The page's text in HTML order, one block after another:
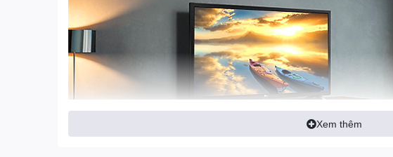
Xem thêm